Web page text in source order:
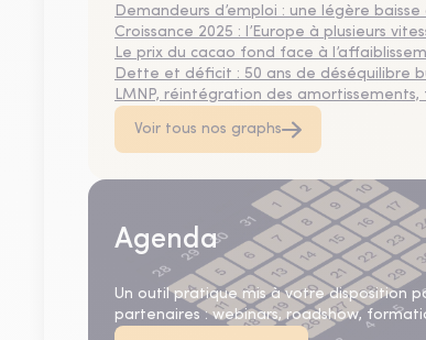
Demandeurs d’emploi : une légère
Croissance 2025 : l’Europe à plusieurs
Le prix du cacao fond face à
Dette et déficit : 50 ans de déséquilibre
LMNP, réintégration des
Voir tous nos graphs
Agenda
Un outil pratique mis à votre disposition
partenaires : webinars, roadshow,